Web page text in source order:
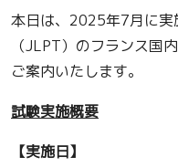
本日は、2025年7月に実
（JLPT）のフランス国
ご案内いたします。
試験実施概要
【実施日】